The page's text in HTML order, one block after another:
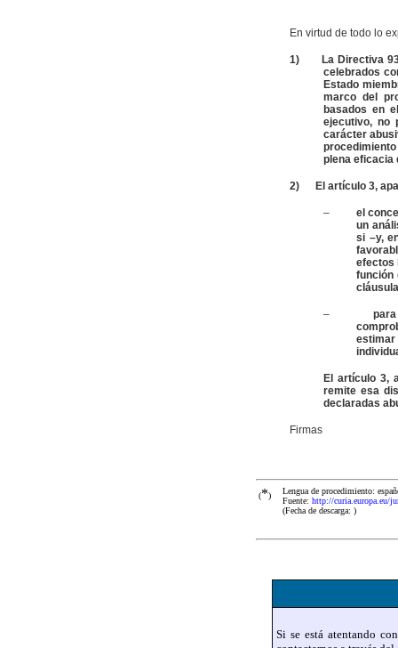
En virtud de todo lo
1)
La Directiva
celebrados
Estado
marco del
basados en
ejecutivo, no
carácter
plena eficacia
2) El artículo 3,
– el
un
si –y,
efectos
función
–
estimar
El artículo 3,
remite esa
declaradas
Firmas
(*)
Lengua de procedimiento:
Fuente: http://curia.europa.eu/
(Fecha de descarga: )
Si se está atentando